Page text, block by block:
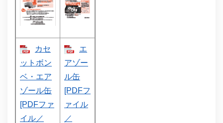
カセ
ットボン
ベ・エア
ゾール缶
[PDFファ
イル／
エ
アゾー
ル缶
[PDFフ
ァイル
／